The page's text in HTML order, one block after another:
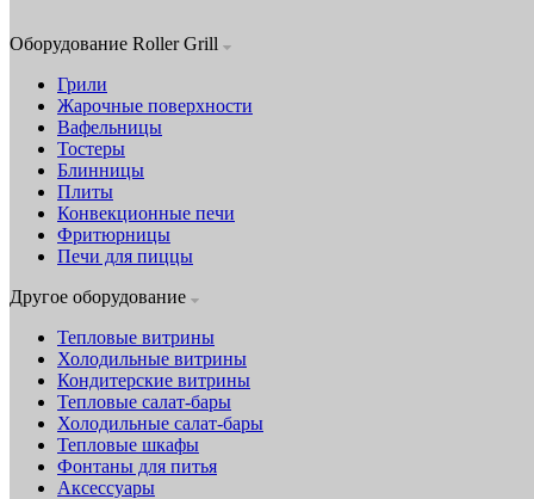
Оборудование Roller Grill
Грили
Жарочные поверхности
Вафельницы
Тостеры
Блинницы
Плиты
Конвекционные печи
Фритюрницы
Печи для пиццы
Другое оборудование
Тепловые витрины
Холодильные витрины
Кондитерские витрины
Тепловые салат-бары
Холодильные салат-бары
Тепловые шкафы
Фонтаны для питья
Аксессуары